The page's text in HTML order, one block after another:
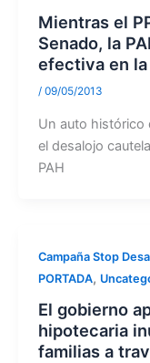
Mientras el
Senado, la
efectiva en la
/ 09/05/2013
Un auto histórico
el desalojo
PAH
Campaña Stop
PORTADA,
El gobierno
hipotecaria
familias a